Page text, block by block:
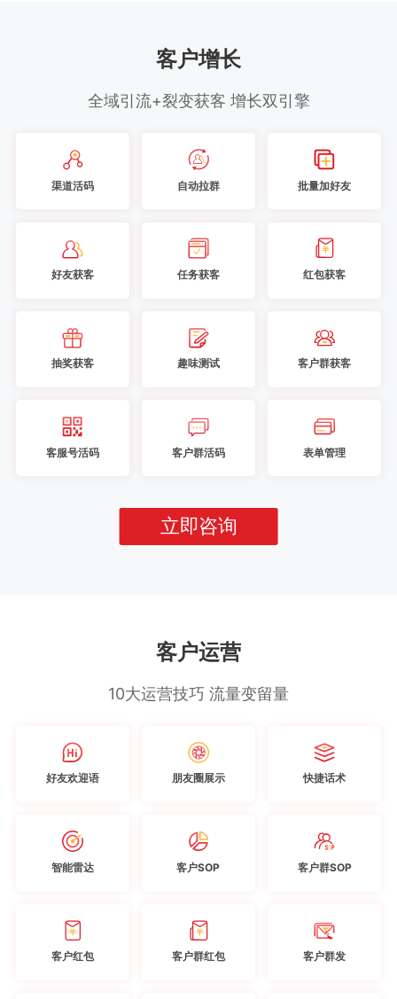
客户增长
全域引流+裂变获客 增长双引擎
渠道活码 自动拉群 批量加好友
好友获客 任务获客 红包获客
抽奖获客 趣味测试 客户群获客
客服号活码 客户群活码 表单管理
立即咨询
客户运营
10大运营技巧 流量变留量
好友欢迎语 朋友圈展示 快捷话术
智能雷达 客户SOP 客户群SOP
客户红包 客户群红包 客户群发